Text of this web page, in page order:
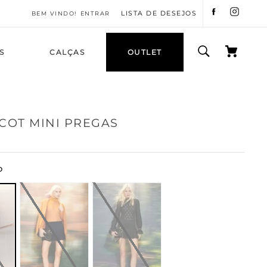
ENTRAR LISTA DE DESEJOS
CALÇAS OUTLET
MINI PREGAS